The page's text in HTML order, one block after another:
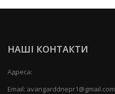
НАШІ КОНТАКТИ
Адреса:
Email: avangarddnepr1@gmail.com